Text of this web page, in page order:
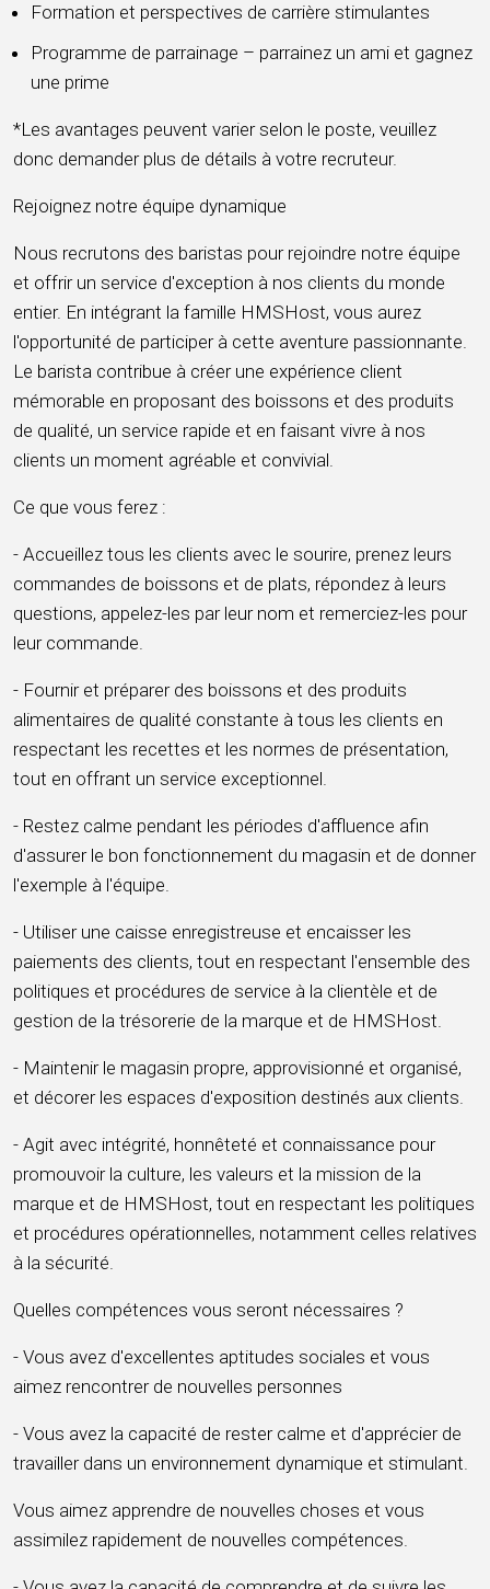
Formation et perspectives de carrière stimulantes
Programme de parrainage – parrainez un ami et gagnez
une prime
*Les avantages peuvent varier selon le poste, veuillez
donc demander plus de détails à votre recruteur.
Rejoignez notre équipe dynamique
Nous recrutons des baristas pour rejoindre notre équipe
et offrir un service d'exception à nos clients du monde
entier. En intégrant la famille HMSHost, vous aurez
l'opportunité de participer à cette aventure passionnante.
Le barista contribue à créer une expérience client
mémorable en proposant des boissons et des produits
de qualité, un service rapide et en faisant vivre à nos
clients un moment agréable et convivial.
Ce que vous ferez :
- Accueillez tous les clients avec le sourire, prenez leurs
commandes de boissons et de plats, répondez à leurs
questions, appelez-les par leur nom et remerciez-les pour
leur commande.
- Fournir et préparer des boissons et des produits
alimentaires de qualité constante à tous les clients en
respectant les recettes et les normes de présentation,
tout en offrant un service exceptionnel.
- Restez calme pendant les périodes d'affluence afin
d'assurer le bon fonctionnement du magasin et de donner
l'exemple à l'équipe.
- Utiliser une caisse enregistreuse et encaisser les
paiements des clients, tout en respectant l'ensemble des
politiques et procédures de service à la clientèle et de
gestion de la trésorerie de la marque et de HMSHost.
- Maintenir le magasin propre, approvisionné et organisé,
et décorer les espaces d'exposition destinés aux clients.
- Agit avec intégrité, honnêteté et connaissance pour
promouvoir la culture, les valeurs et la mission de la
marque et de HMSHost, tout en respectant les politiques
et procédures opérationnelles, notamment celles relatives
à la sécurité.
Quelles compétences vous seront nécessaires ?
- Vous avez d'excellentes aptitudes sociales et vous
aimez rencontrer de nouvelles personnes
- Vous avez la capacité de rester calme et d'apprécier de
travailler dans un environnement dynamique et stimulant.
Vous aimez apprendre de nouvelles choses et vous
assimilez rapidement de nouvelles compétences.